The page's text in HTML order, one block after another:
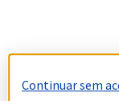
Continuar sem